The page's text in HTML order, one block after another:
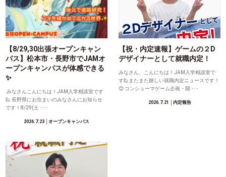
【8/29,30出張オープンキャン
パス】松本市・長野市でJAMオ
ープンキャンパスが体感できる
✨
みなさんこんにちは！JAM入学相談室です
🙋 長野県にお住まいのみなさんにお知らせ
です！8/29(土 ･･･
2026.7.23 │オープンキャンパス
【祝・内定速報】ゲームの２D
デザイナーとして就職内定！
みなさん、こんにちは！JAM入学相談室で
す🙋またまた嬉しい就職内定ニュースです！
😊 コンシューマゲーム企画・開 ･･･
2026.7.21 │内定報告